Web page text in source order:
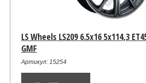
LS Wheels LS209 6.5x16 5x114,3
GMF
Артикул: 15254